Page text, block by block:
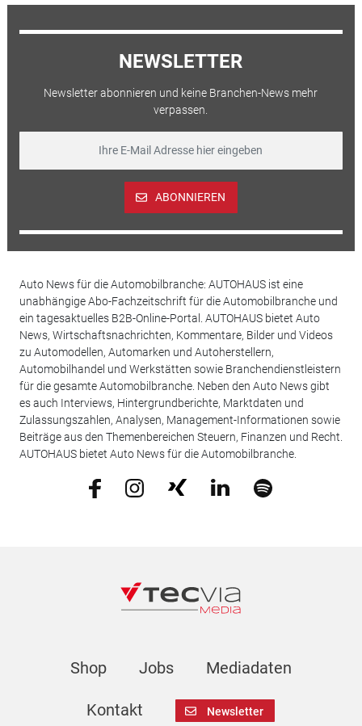
NEWSLETTER
Newsletter abonnieren und keine Branchen-News mehr
verpassen.
ABONNIEREN
Auto News für die Automobilbranche: AUTOHAUS ist eine
unabhängige Abo-Fachzeitschrift für die Automobilbranche und
ein tagesaktuelles B2B-Online-Portal. AUTOHAUS bietet Auto
News, Wirtschaftsnachrichten, Kommentare, Bilder und Videos
zu Automodellen, Automarken und Autoherstellern,
Automobilhandel und Werkstätten sowie Branchendienstleistern
für die gesamte Automobilbranche. Neben den Auto News gibt
es auch Interviews, Hintergrundberichte, Marktdaten und
Zulassungszahlen, Analysen, Management-Informationen sowie
Beiträge aus den Themenbereichen Steuern, Finanzen und Recht.
AUTOHAUS bietet Auto News für die Automobilbranche.
Shop Jobs Mediadaten
Kontakt Newsletter